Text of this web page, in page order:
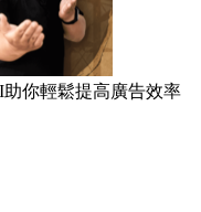
你輕鬆提高廣告效率